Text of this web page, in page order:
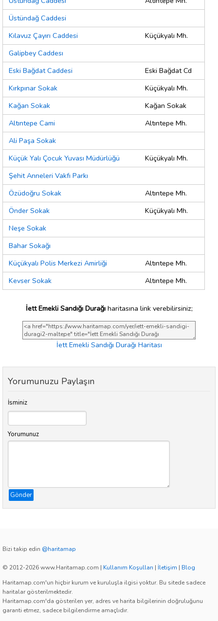
Üstündağ Caddesi
Kılavuz Çayırı Caddesi
Küçükyalı Mh.
Galipbey Caddesı
Eski Bağdat Caddesi
Eski Bağdat Cd
Kırkpınar Sokak
Küçükyalı Mh.
Kağan Sokak
Kağan Sokak
Altıntepe Cami
Altıntepe Mh.
Ali Paşa Sokak
Küçük Yalı Çocuk Yuvası Müdürlüğü
Küçükyalı Mh.
Şehit Anneleri Vakfı Parkı
Özüdoğru Sokak
Altıntepe Mh.
Önder Sokak
Küçükyalı Mh.
Neşe Sokak
Bahar Sokağı
Küçükyalı Polis Merkezi Amirliği
Altıntepe Mh.
Kevser Sokak
Altıntepe Mh.
İett Emekli Sandığı Durağıharitasına link verebilirsiniz;
İett Emekli Sandığı Durağı Haritası
Yorumunuzu Paylaşın
İsminiz
Yorumunuz
Gönder
Bizi takip edin @haritamap
© 2012-2026 www.Haritamap.com | Kullanım Koşulları | İletişim | Blog
Haritamap.com'un hiçbir kurum ve kuruluşla ilgisi yoktur. Bu sitede sadece
haritalar gösterilmektedir.
Haritamap.com'da gösterilen yer, adres ve harita bilgilerinin doğruluğunu
garanti etmez, sadece bilgilendirme amaçlıdır.